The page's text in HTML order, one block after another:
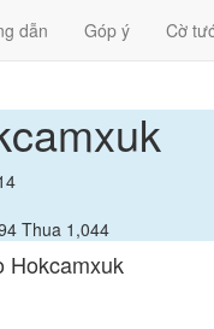
dẫn Góp ý Cờ
Thua 1,044
Hokcamxuk